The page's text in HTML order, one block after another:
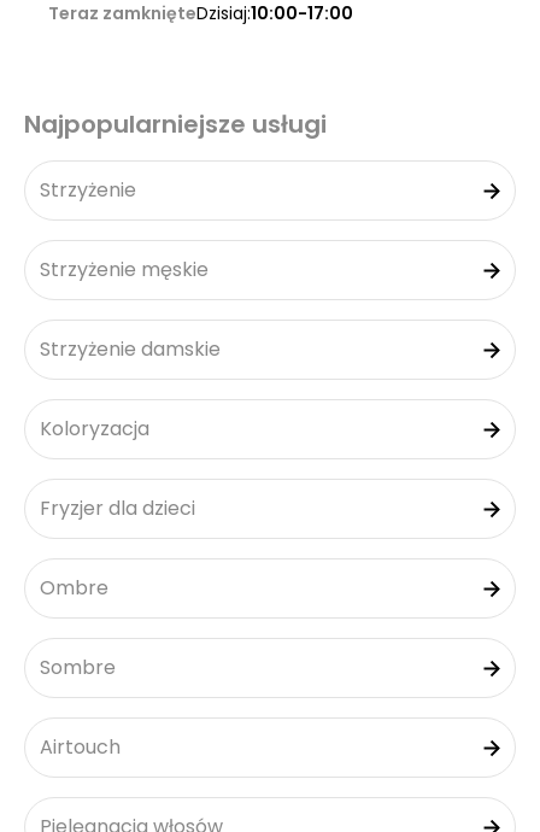
Teraz zamknięteDzisiaj:10:00-17:00
Najpopularniejsze usługi
Strzyżenie
Strzyżenie męskie
Strzyżenie damskie
Koloryzacja
Fryzjer dla dzieci
Ombre
Sombre
Airtouch